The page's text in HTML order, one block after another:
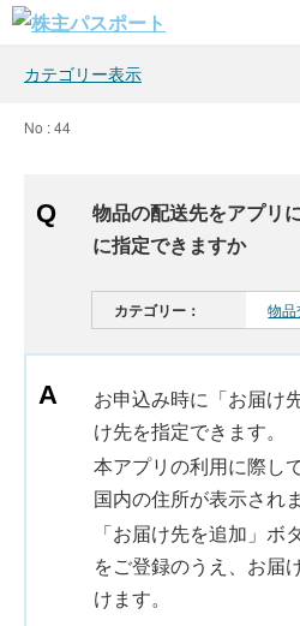
カテゴリー表示
No : 44
物品の配送先をアプリ
に指定できますか
カテゴリー： 物
お申込み時に「お届け
け先を指定できます。
本アプリの利用に際し
国内の住所が表示されま
「お届け先を追加」
をご登録のうえ、お届
けます。